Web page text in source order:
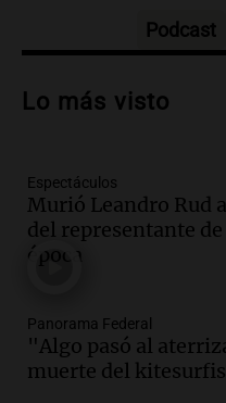
Audio.Nuevo
en Villa María
Audio.
la Bulaya abrirá
diversas
Panorama Federal
edificios y
estudiante con
involucrados
Podcast
Lo más visto
Espectáculos
Murió Leandro Rud
del representante
época
Panorama Federal
"Algo pasó al
muerte del